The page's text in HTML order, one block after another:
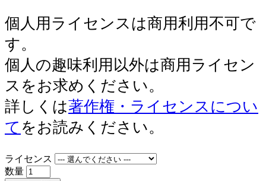
個人用ライセンスは商用利用不可で
す。
個人の趣味利用以外は商用ライセン
スをお求めください。
詳しくは著作権・ライセンスについ
て をお読みください。
ライセンス
数量